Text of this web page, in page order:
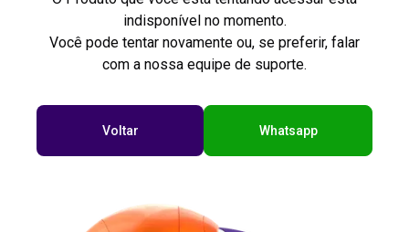
indisponível no momento.
Você pode tentar novamente ou, se preferir, falar
com a nossa equipe de suporte.
Voltar Whatsapp